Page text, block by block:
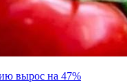
вырос на 47%